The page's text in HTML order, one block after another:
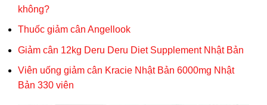
không?
Thuốc giảm cân Angellook
Giảm cân 12kg Deru Deru Diet Supplement Nhật Bản
Viên uống giảm cân Kracie Nhật Bản 6000mg Nhật
Bản 330 viên